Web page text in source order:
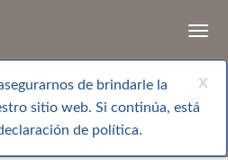
x
de brindarle la
sitio web. Si continúa, está
de política.